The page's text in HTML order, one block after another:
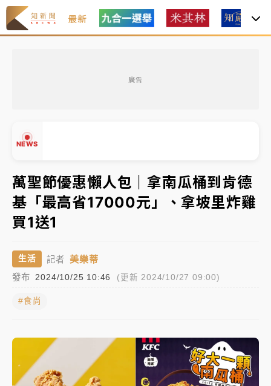
最新
廣告
NEWS
韓股最壞時期已過？大摩估去槓桿完成逾半 波動率降
至2個月低
「白海豚」雨炸新北！通報109件災情 侯友宜揭這類災
損最多
白海豚挾豪雨狂炸新北！時雨量破百毫米 水塔、雨棚
砸落毀車
金控第2季海外曝險破31兆創高 日本年增45%居冠
「好事多磨」
至2個月低
「白海豚」雨炸新北！通報109件災情 侯友宜揭這類災
損最多
▼
萬聖節優惠懶人包｜拿南瓜桶到肯德
基「最高省17000元」、拿坡里炸雞
買1送1
生活 記者 美樂蒂
發布 2024/10/25 10:46 (更新 2024/10/27 09:00)
#食尚